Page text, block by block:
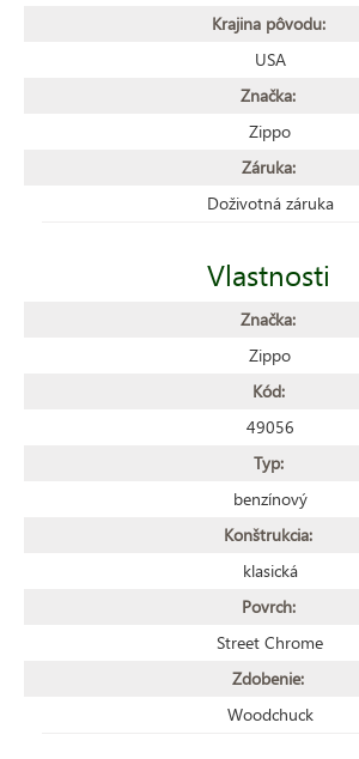
Krajina pôvodu:
USA
Značka:
Zippo
Záruka:
Doživotná záruka
Vlastnosti
Značka:
Zippo
Kód:
49056
Typ:
benzínový
Konštrukcia:
klasická
Povrch:
Street Chrome
Zdobenie:
Woodchuck